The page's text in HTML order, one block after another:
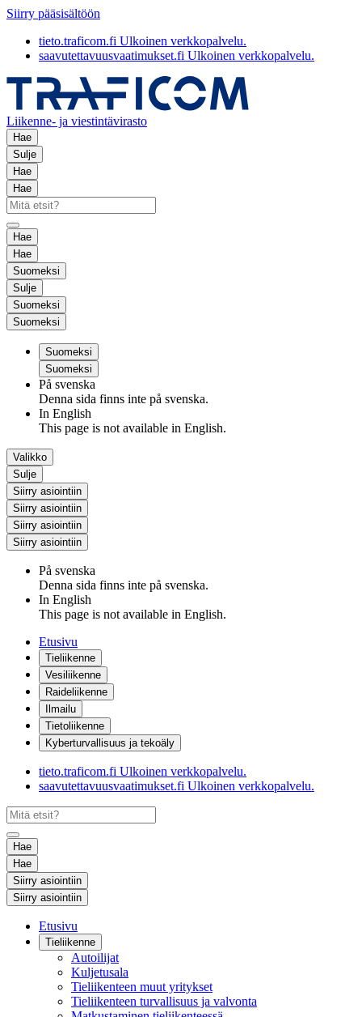
Siirry pääsisältöön
tieto.traficom.fi Ulkoinen verkkopalvelu.
saavutettavuusvaatimukset.fi Ulkoinen verkkopalvelu.
Liikenne- ja viestintävirasto
Hae
Sulje
Hae
Hae
Hae
Hae
Suomeksi
Sulje
Suomeksi
Suomeksi
Suomeksi
Suomeksi
På svenska
Denna sida finns inte på svenska.
In English
This page is not available in English.
Valikko
Sulje
Siirry asiointiin
Siirry asiointiin
Siirry asiointiin
Siirry asiointiin
På svenska
Denna sida finns inte på svenska.
In English
This page is not available in English.
Etusivu
Tieliikenne
Vesiliikenne
Raideliikenne
Ilmailu
Tietoliikenne
Kyberturvallisuus ja tekoäly
tieto.traficom.fi Ulkoinen verkkopalvelu.
saavutettavuusvaatimukset.fi Ulkoinen verkkopalvelu.
Hae
Hae
Siirry asiointiin
Siirry asiointiin
Etusivu
Tieliikenne
Autoilijat
Kuljetusala
Tieliikenteen muut yritykset
Tieliikenteen turvallisuus ja valvonta